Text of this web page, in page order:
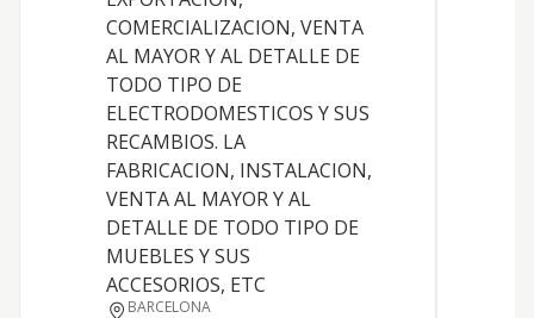
COMERCIALIZACION, VENTA
AL MAYOR Y AL DETALLE DE
TODO TIPO DE
ELECTRODOMESTICOS Y SUS
RECAMBIOS. LA
FABRICACION, INSTALACION,
VENTA AL MAYOR Y AL
DETALLE DE TODO TIPO DE
MUEBLES Y SUS
ACCESORIOS, ETC
BARCELONA